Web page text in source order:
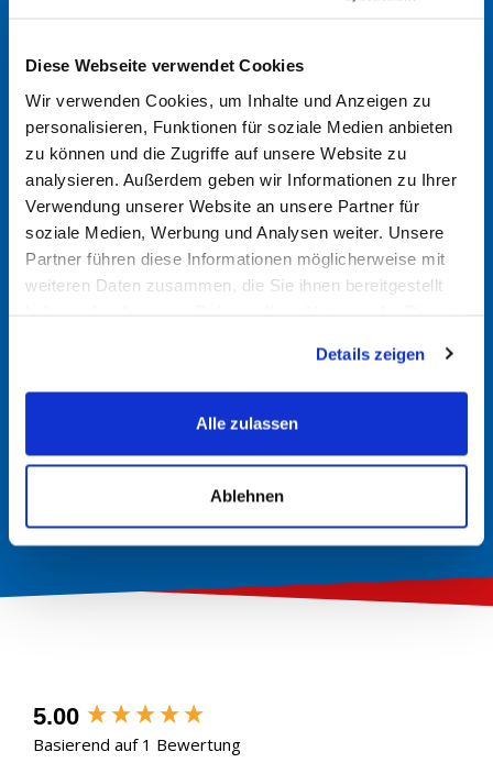
Diese Webseite verwendet Cookies
Wir verwenden Cookies, um Inhalte und Anzeigen zu
personalisieren, Funktionen für soziale Medien anbieten
zu können und die Zugriffe auf unsere Website zu
analysieren. Außerdem geben wir Informationen zu Ihrer
Verwendung unserer Website an unsere Partner für
soziale Medien, Werbung und Analysen weiter. Unsere
Partner führen diese Informationen möglicherweise mit
weiteren Daten zusammen, die Sie ihnen bereitgestellt
Details zeigen
Alle zulassen
Ablehnen
Angaben wie Amperestunden (Ah), Kaltstartstrom (CCA)
und die physikalischen Abmessungen.
Batteriefinder nutzen
Nutzen Sie gerne unserenBatteriefinder. Durch Eingabe
von Fahrzeugmarke, Modell und Motorisierung können
Sie so die passende Batterie für Ihr Fahrzeug finden. Bei
die erforderlichen Spezifikationen und Größen angegeben.
5.00
Basierend auf 1 Bewertung
New content loaded